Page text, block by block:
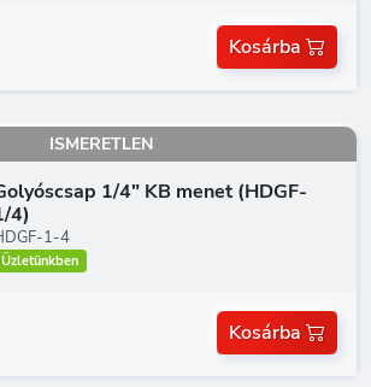
Kosárba
ISMERETLEN
1/4" KB menet (HDGF-
4)
1-4
Üzletünkben
Kosárba